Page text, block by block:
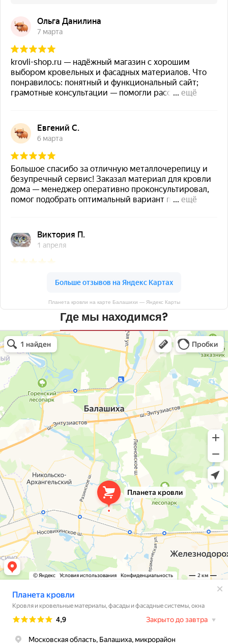
Планета кровли на карте Балашихи — Яндекс Карты
Где мы находимся?
Планета кровли
Кровля и кровельные материалы в Балашихе
Окна в Балашихе